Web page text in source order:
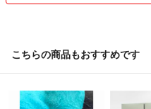
こちらの商品もおすすめです